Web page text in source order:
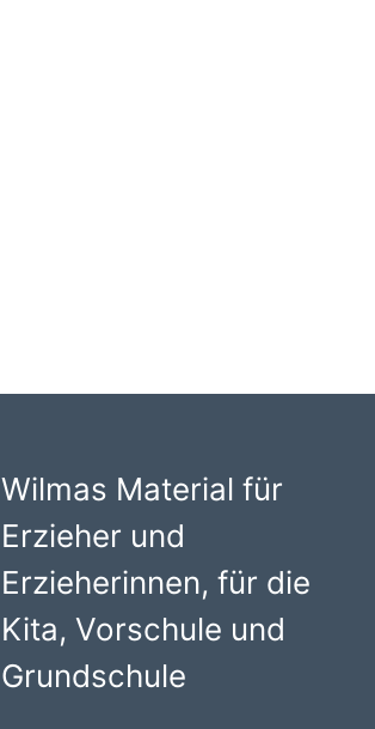
Wilmas Material für
Erzieher und
Erzieherinnen, für die
Kita, Vorschule und
Grundschule